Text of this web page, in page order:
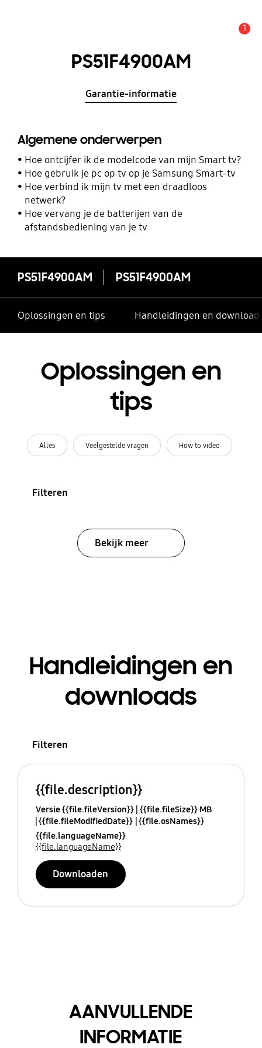
1
PS51F4900AM
Garantie-informatie
Algemene onderwerpen
Hoe ontcijfer ik de modelcode van mijn Smart tv?
Hoe gebruik je pc op tv op je Samsung Smart-tv
Hoe verbind ik mijn tv met een draadloos
netwerk?
Hoe vervang je de batterijen van de
afstandsbediening van je tv
PS51F4900AM PS51F4900AM
Oplossingen en tips Handleidingen en
Oplossingen en
tips
Alles Veelgestelde vragen How to video
Filteren
Bekijk meer
Handleidingen en
downloads
Filteren
{{file.description}}
Versie {{file.fileVersion}} {{file.fileSize}} MB
{{file.fileModifiedDate}} {{file.osNames}}
{{file.languageName}}
{{file.languageName}}
Downloaden
AANVULLENDE
INFORMATIE